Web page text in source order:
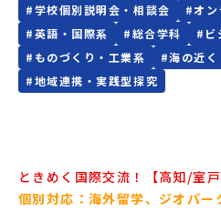
#学校個別説明会・相談会 #オ
#英語・国際系 #総合学科 # ビ
# ものづくり・工業系 #海の近く
#地域連携・実践型探究
ときめく国際交流！【高知/室
個別対応：海外留学、ジオパー